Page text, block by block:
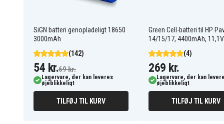
Gigaset A160
Gigaset A160 Trio
Gigaset A165
Gigaset A16
Gigaset A240
Gigaset A245
Gigaset A24
Gigaset A165 Trio
SiGN batteri genopladeligt 18650
3000mAh
(142)
54 kr.69 kr.
Lagervare, der kan leveres
øjeblikkeligt
TILFØJ TIL KURV
Green Cell-batteri til HP
14/15/17, 4400mAh, 11,1V
(4)
269 kr.
Lagervare, der kan
øjeblikkeligt
TILFØJ TIL KURV